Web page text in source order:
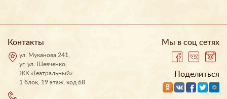
Контакты
ул. Муканова 241,
уг. ул. Шевченко,
ЖК «Театральный»
1 блок, 19 этаж, код 68
Мы в соц сетях
Поделиться